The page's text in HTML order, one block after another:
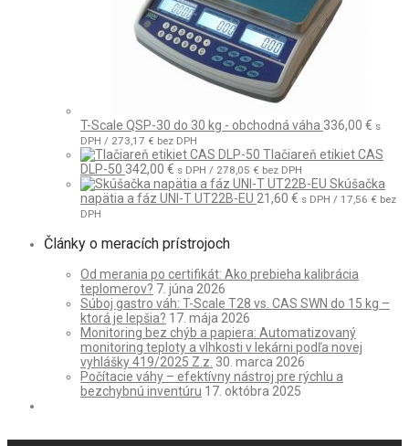
T-Scale QSP-30 do 30 kg - obchodná váha 336,00 € s
DPH / 273,17 € bez DPH
Tlačiareň etikiet CAS
DLP-50 342,00 € s DPH / 278,05 € bez DPH
Skúšačka
napätia a fáz UNI-T UT22B-EU 21,60 € s DPH / 17,56 € bez
DPH
Články o meracích prístrojoch
Od merania po certifikát: Ako prebieha kalibrácia
teplomerov? 7. júna 2026
Súboj gastro váh: T-Scale T28 vs. CAS SWN do 15 kg –
ktorá je lepšia? 17. mája 2026
Monitoring bez chýb a papiera: Automatizovaný
monitoring teploty a vlhkosti v lekárni podľa novej
vyhlášky 419/2025 Z.z. 30. marca 2026
Počítacie váhy – efektívny nástroj pre rýchlu a
bezchybnú inventúru 17. októbra 2025